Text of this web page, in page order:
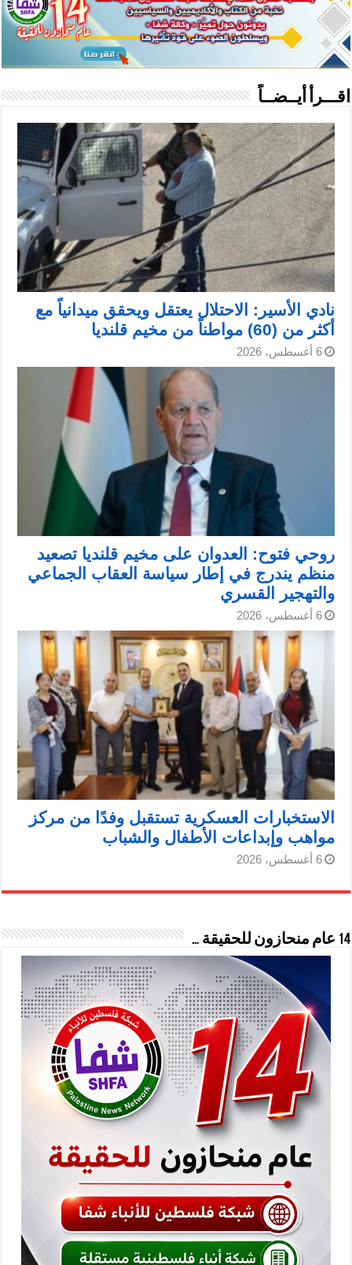
اقـــرأ أيــضــاً
نادي الأسير: الاحتلال يعتقل ويحقق ميدانياً مع
أكثر من (60) مواطناً من مخيم قلنديا
6 أغسطس، 2026
روحي فتوح: العدوان على مخيم قلنديا تصعيد
منظم يندرج في إطار سياسة العقاب الجماعي
والتهجير القسري
6 أغسطس، 2026
الاستخبارات العسكرية تستقبل وفدًا من مركز
مواهب وإبداعات الأطفال والشباب
6 أغسطس، 2026
14 عام منحازون للحقيقة …